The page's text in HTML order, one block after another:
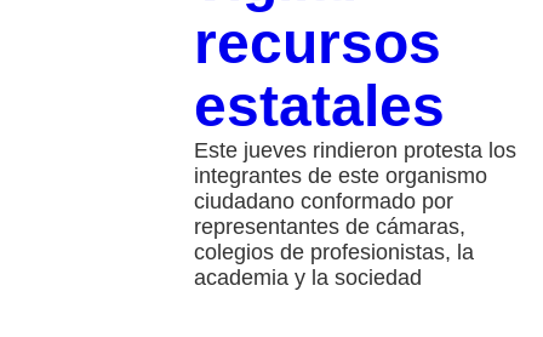
recursos
estatales
Este jueves rindieron protesta los
integrantes de este organismo
ciudadano conformado por
representantes de cámaras,
colegios de profesionistas, la
academia y la sociedad